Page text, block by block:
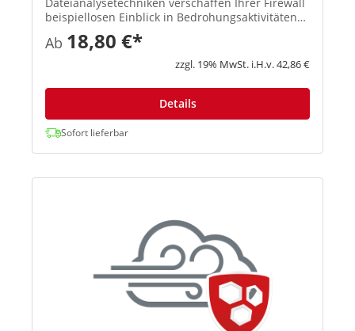
Dateianalysetechniken verschaffen Ihrer Firewall
beispiellosen Einblick in Bedrohungsaktivitäten
und identifizieren und blockieren so effektiv
Ransomware sowie andere bekannte und
unbekannte Bedrohungen. Mit d...
Ab 18,80 €*
zzgl. 19% MwSt. i.H.v. 42,86 €
Details
Sofort lieferbar